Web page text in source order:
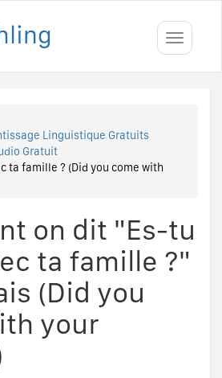
Toggle
Linguistique Gratuits
Gratuit
ta famille ? (Did you come with
on dit "Es-tu
ta famille ?"
(Did you
your